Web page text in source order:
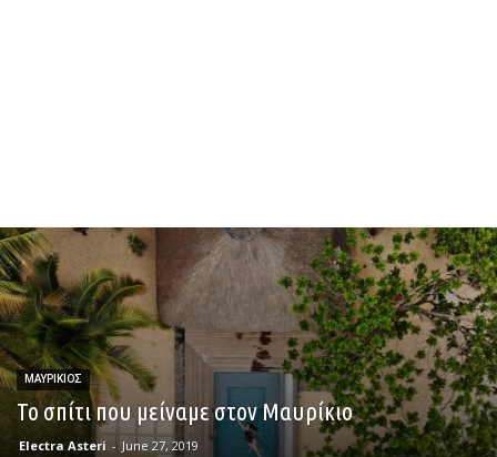
ΜΑΥΡΙΚΙΟΣ
Το σπίτι που μείναμε στον Μαυρίκιο
Electra Asteri - June 27, 2019